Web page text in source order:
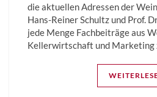
die aktuellen Adressen der
Hans-Reiner Schultz und Prof.
jede Menge Fachbeiträge aus
Kellerwirtschaft und Marketing